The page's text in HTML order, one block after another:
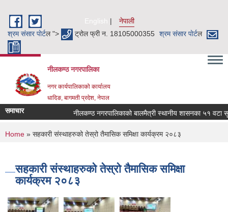
English
नेपाली
श्रम संसार पाेर्टल "> ट्रोल फ्री न. 18105000355 श्रम संसार पाेर्टल
नीलकण्ठ नगरपालिका
नगर कार्यपालिकाको कार्यालय
धादिङ, बागमती प्रदेश, नेपाल
समाचार नीलकण्ठ नगरपालिकाको बालमैत्री स्थानीय शासनका ५१ वटा
You are here
Home » सहकारी संस्थाहरुको तेस्रो तैमासिक समिक्षा कार्यक्रम २०८३
सहकारी संस्थाहरुको तेस्रो तैमासिक समिक्षा
कार्यक्रम २०८३